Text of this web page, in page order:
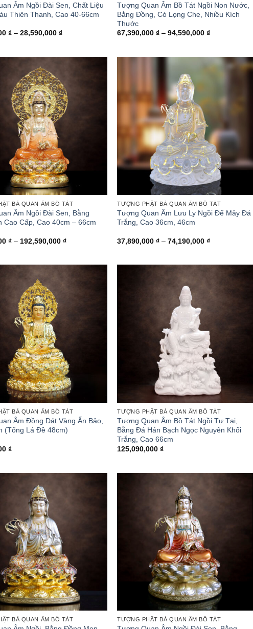
Âm Ngồi Đài Sen, Chất Liệu
Thiên Thanh, Cao 40-66cm
₫ – 28,590,000₫Khoảng
Tượng Quan Âm Bồ Tát Ngồi Non Nước,
Bằng Đồng, Có Lọng Che, Nhiều Kích
Thước
67,390,000₫ – 94,590,000₫Khoảng
94,590,000 ₫
BÀ QUAN ÂM BỒ TÁT
Âm Ngồi Đài Sen, Bằng
Cao Cấp, Cao 40cm – 66cm
₫ – 192,590,000₫Khoảng
TƯỢNG PHẬT BÀ QUAN ÂM BỒ TÁT
Tượng Quan Âm Lưu Ly Ngồi Đế Mây Đá
Trắng, Cao 36cm, 46cm
37,890,000₫ – 74,190,000₫Khoảng
BÀ QUAN ÂM BỒ TÁT
Âm Đồng Dát Vàng Ấn Bảo,
(Tổng Lá Đề 48cm)
₫
TƯỢNG PHẬT BÀ QUAN ÂM BỒ TÁT
Tượng Quan Âm Bồ Tát Ngồi Tự Tại,
Bằng Đá Hán Bạch Ngọc Nguyên Khối
Trắng, Cao 66cm
125,090,000₫
BÀ QUAN ÂM BỒ TÁT TƯỢNG PHẬT BÀ QUAN ÂM BỒ TÁT